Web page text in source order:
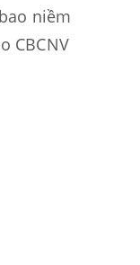
niềm
CBCNV